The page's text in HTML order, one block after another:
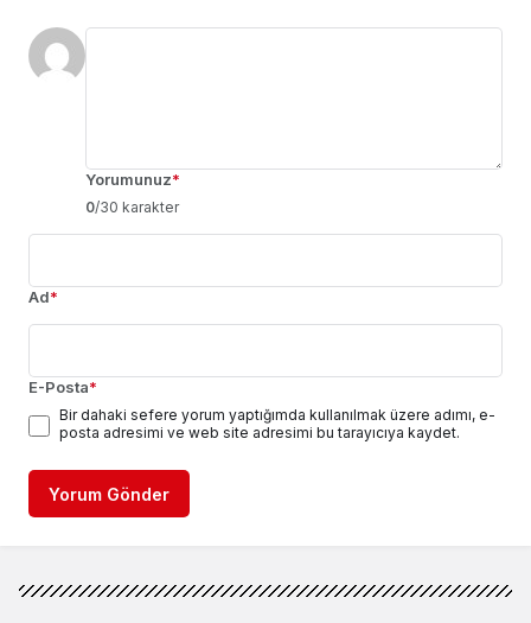
Yorumunuz*
0/30 karakter
Ad*
E-Posta*
Bir dahaki sefere yorum yaptığımda kullanılmak üzere adımı, e-
posta adresimi ve web site adresimi bu tarayıcıya kaydet.
Yorum Gönder